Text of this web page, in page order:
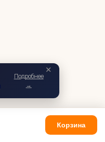
✕
Подробнее
→
Корзина